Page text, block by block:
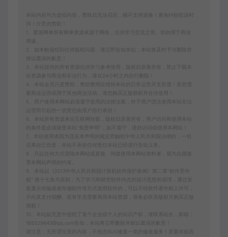
本站内容均为虚拟内容，赞助后无法召回，顾不支持退换！避免纠纷耽误时
间！介意勿赞助！
1、爱游网单所有网单资源来源于网络，仅供学习交流之用。切勿用于商业
2、如本帖侵犯到任何版权问题，请立即告知本站，本站将及时予与删除并
致以最深的歉意！
3、本站提供的所有资源仅供学习参考使用，版权归原著所有，禁止下载本
站资源参与商业和非法行为，请在24小时之内自行删除！
4、本站会员只是赞助，赞助费用仅维持本站的日常运营开支所需！若您需
要商业运营或用于其他商业活动，请您购买正版授权并合法使用！
5、用户使用本网站必须遵守使用的法律法规，对于用户违法使用本站非法
6、本站所有资源来自互联网转载，版权归原著所有，用户访问和使用本站
的条件是必须接受本站“免责申明”，如不遵守，请勿访问或使用本网站！
7、本站使用者因为违反本声明的规定而触犯中华人民共和国法律的，一切
后果自己负责，本站不承担任何责任本站已经进行告知义务。
8、凡以任何方式登陆本网站或直接、间接使用本网站资料者，视为自愿接
受本网站声明的约束。
9、本站以《2013中华人民共和国计算机软件保护条例》第二章"软件菩作
权” 第十七条为原则：为了学习和研究软件内含的设计思想和原理，通过安
装显示传输或者存储软件等方式使用软件的，可以不经软件著作权人许可，
不向其支付报酬。若有学员需要商用本站资源，请务必联系版权方购买正版
10、本站如无意中侵犯了某个企业或个人的知识产权，请联系站长，邮箱：
185529643@qq.com告知，本站将立即删除并致以最深的歉意！
请注意：无所谓完美的内容，不包含BUG修复一类的修改服务！若要求较高